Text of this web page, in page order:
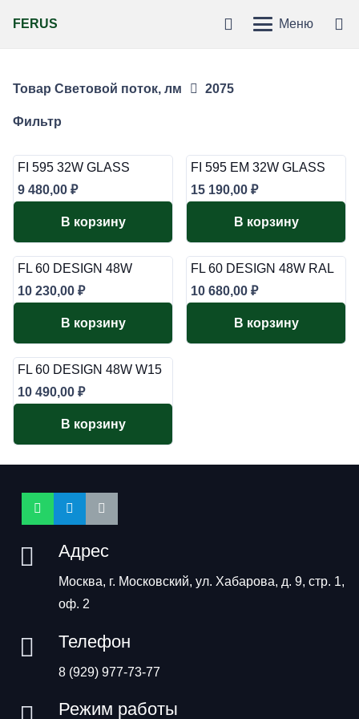
FERUS Меню
Товар Световой поток, лм 2075
Фильтр
FI 595 32W GLASS
9 480,00 ₽
В корзину
FI 595 EM 32W GLASS
15 190,00 ₽
В корзину
FL 60 DESIGN 48W
10 230,00 ₽
В корзину
FL 60 DESIGN 48W RAL
10 680,00 ₽
В корзину
FL 60 DESIGN 48W W15
10 490,00 ₽
В корзину
Адрес
Москва, г. Московский, ул. Хабарова, д. 9, стр. 1,
оф. 2
Телефон
8 (929) 977-73-77
Режим работы